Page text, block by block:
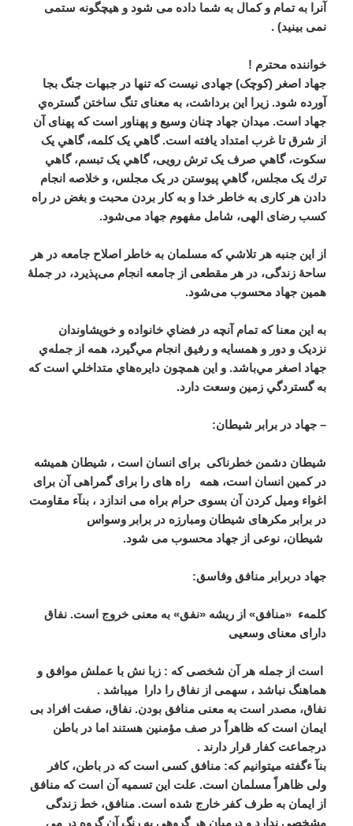
آنرا به تمام و کمال به شما داده می شود و هیچگونه ستمی
نمی بینید) .
خواننده محترم !
جهاد اصغر (کوچک) جهادی نیست که تنها در جبهات جنگ بجا
آورده شود. زيرا اين برداشت، به معنای تنگ ساختن گستره‌ي
جهاد است. ميدان جهاد چنان وسیع و پهناور است که پهنای آن
از شرق تا غرب امتداد یافته است. گاهي یک کلمه، گاهي یک
سکوت، گاهي صرف یک ترش رویی، گاهي یک تبسم، گاهي
ترك یک مجلس، گاهي پیوستن در یک مجلس، و خلاصه انجام
دادن هر کاری به خاطر خدا و به کار بردن محبت و بغض در راه
کسب رضای الهی، شامل مفهوم جهاد می‌شود.
از اين جنبه هر تلاشي که مسلمان به خاطر اصلاح جامعه در هر
ساحۀ زندگی، در هر مقطعی از جامعه انجام می‌پذیرد، در جملۀ
همین جهاد محسوب می‌شود.
به اين معنا که تمام آنچه در فضاي خانواده و خويشاوندان
نزديک و دور و همسايه و رفيق انجام مي‌گيرد، همه از جمله‌ي
جهاد اصغر مي‌باشد. و اين همچون دايره‌هاي متداخلي است که
به گستردگي زمين وسعت دارد.
– جهاد در برابر شیطان:
شیطان دشمن خطرناكی برای انسان است ، شیطان همیشه
در کمین انسان است، همه
راه های را برای گمراهی آن برای
اغواء ومیل کردن آن بسوی حرام براه می اندازد ، بنآء مقاومت
در برابر مکرهای شیطان ومبارزه در برابر وسواس
شیطان، نوعی از جهاد محسوب می شود.
جهاد دربرابر منافق وفاسق:
کلمهء «منافق» از ریشه «نفق» به معنی خروج است. نفاق
دارای معنای وسعیی
است از جمله هر آن شخصی که : زبا نش با عملش موافق و
هماهنگ نباشد ، سهمی از نفاق را دارا میباشد .
نفاق، مصدر است به معنی منافق بودن. نفاق، صفت افراد بی
ایمان است که ظاهراً در صف مؤمنین هستند اما در باطن
درجماعت کفار قرار دارند .
بنآ ءگفته میتوانیم که: منافق کسی است که در باطن، کافر
ولی ظاهراً مسلمان است. علت این تسمیه آن است که منافق
از ایمان به طرف کفر خارج شده است. منافق، خط زندگی
مشخصی ندارد و درمیان هر گروهی به رنگ آن گروه در می